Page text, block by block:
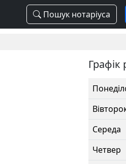
Пошук нотаріуса
Графік
Середа
Четвер